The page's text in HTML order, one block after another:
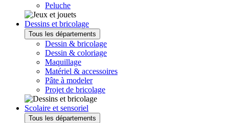
Peluche
Dessins et bricolage
Tous les départements
Dessin & bricolage
Dessin & coloriage
Maquillage
Matériel & accessoires
Pâte à modeler
Projet de bricolage
Scolaire et sensoriel
Tous les départements